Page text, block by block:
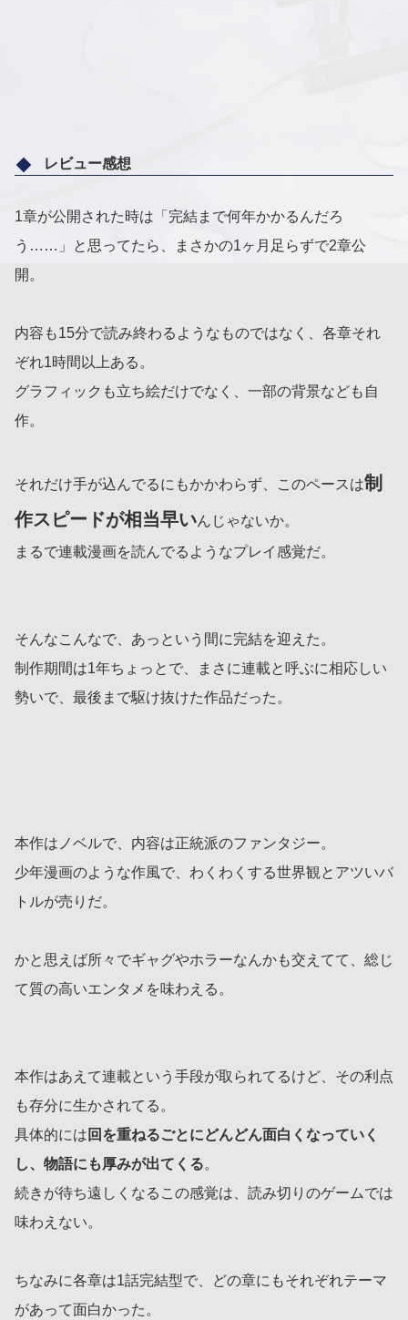
レビュー感想
1章が公開された時は「完結まで何年かかるんだろ
う……」と思ってたら、まさかの1ヶ月足らずで2章公
開。
内容も15分で読み終わるようなものではなく、各章それ
ぞれ1時間以上ある。
グラフィックも立ち絵だけでなく、一部の背景なども自
作。
それだけ手が込んでるにもかかわらず、このペースは制
作スピードが相当早いんじゃないか。
まるで連載漫画を読んでるようなプレイ感覚だ。
そんなこんなで、あっという間に完結を迎えた。
制作期間は1年ちょっとで、まさに連載と呼ぶに相応しい
勢いで、最後まで駆け抜けた作品だった。
本作はノベルで、内容は正統派のファンタジー。
少年漫画のような作風で、わくわくする世界観とアツいバ
トルが売りだ。
かと思えば所々でギャグやホラーなんかも交えてて、総じ
て質の高いエンタメを味わえる。
本作はあえて連載という手段が取られてるけど、その利点
も存分に生かされてる。
具体的には 回を重ねるごとにどんどん面白くなっていく
し、物語にも厚みが出てくる。
続きが待ち遠しくなるこの感覚は、読み切りのゲームでは
味わえない。
ちなみに各章は1話完結型で、どの章にもそれぞれテーマ
があって面白かった。